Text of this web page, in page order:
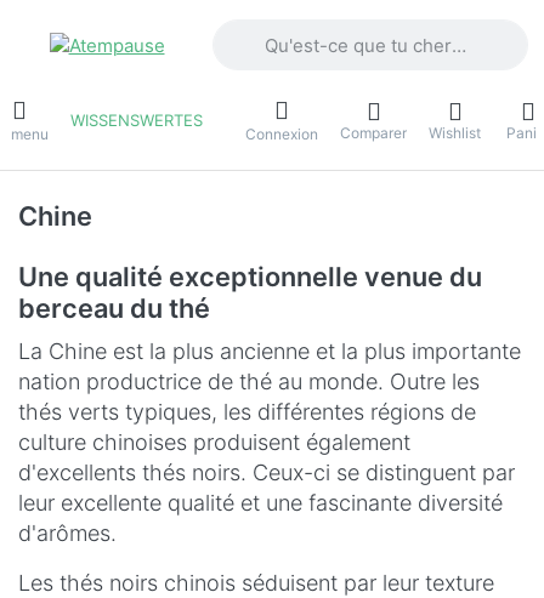
menu
WISSENSWERTES
Connexion Comparer Wishlist
Chine
Une qualité exceptionnelle venue du
berceau du thé
La Chine est la plus ancienne et la plus importante
nation productrice de thé au monde. Outre les
thés verts typiques, les différentes régions de
culture chinoises produisent également
d'excellents thés noirs. Ceux-ci se distinguent par
leur excellente qualité et une fascinante diversité
d'arômes.
Les thés noirs chinois séduisent par leur texture